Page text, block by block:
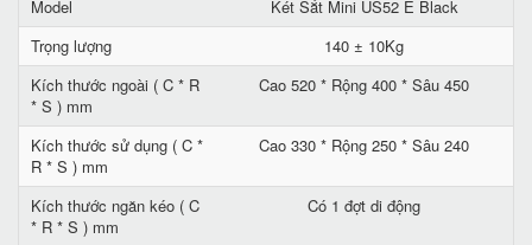
Model
Két Sắt Mini US52 E Black
Trọng lượng
140 ± 10Kg
Kích thước ngoài ( C * R
* S ) mm
Cao 520 * Rộng 400 * Sâu 450
Kích thước sử dụng ( C *
R * S ) mm
Cao 330 * Rộng 250 * Sâu 240
Kích thước ngăn kéo ( C
* R * S ) mm
Có 1 đợt di động